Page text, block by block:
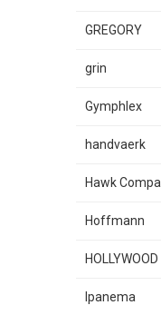
GREGORY
grin
Gymphlex
handvaerk
Hawk
Hoffmann
Ipanema